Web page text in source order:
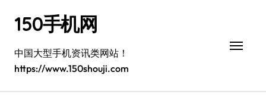
150手机网
中国大型手机资讯类网站！
https://www.150shouji.com